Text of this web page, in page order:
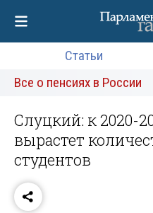
Статьи
Все о пенсиях в России
Слуцкий: к 2020-
вырастет
студентов